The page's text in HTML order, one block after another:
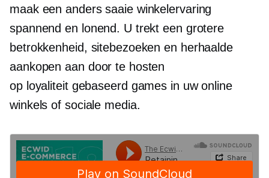
maak een anders saaie winkelervaring
spannend en lonend. U trekt een grotere
betrokkenheid, sitebezoeken en herhaalde
aankopen aan door te hosten
op loyaliteit gebaseerd games in uw online
winkels of sociale media.